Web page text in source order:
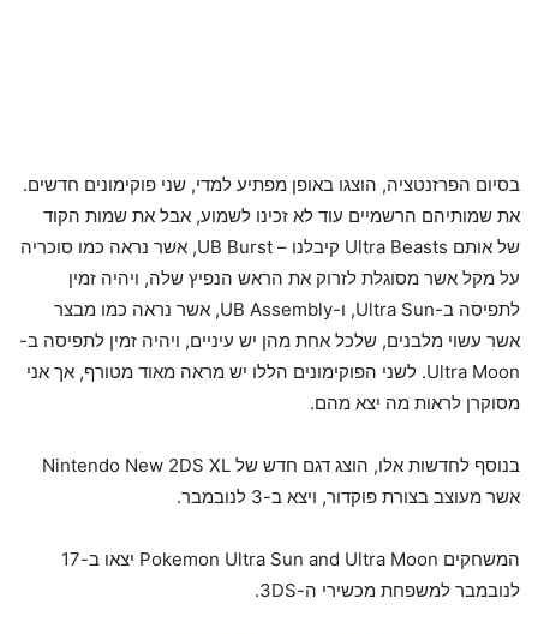
בסיום הפרזנטציה, הוצגו באופן מפתיע למדי, שני פוקימונים חדשים.
את שמותיהם הרשמיים עוד לא זכינו לשמוע, אבל את שמות הקוד
של אותם Ultra Beasts קיבלנו – UB Burst, אשר נראה כמו סוכריה
על מקל אשר מסוגלת לזרוק את הראש הנפיץ שלה, ויהיה זמין
לתפיסה ב-Ultra Sun, ו-UB Assembly, אשר נראה כמו מבצר
אשר עשוי מלבנים, שלכל אחת מהן יש עיניים, ויהיה זמין לתפיסה ב-
Ultra Moon. לשני הפוקימונים הללו יש מראה מאוד מטורף, אך אני
מסוקרן לראות מה יצא מהם.
בנוסף לחדשות אלו, הוצג דגם חדש של Nintendo New 2DS XL
אשר מעוצב בצורת פוקדור, ויצא ב-3 לנובמבר.
המשחקים Pokemon Ultra Sun and Ultra Moon יצאו ב-17
לנובמבר למשפחת מכשירי ה-3DS.